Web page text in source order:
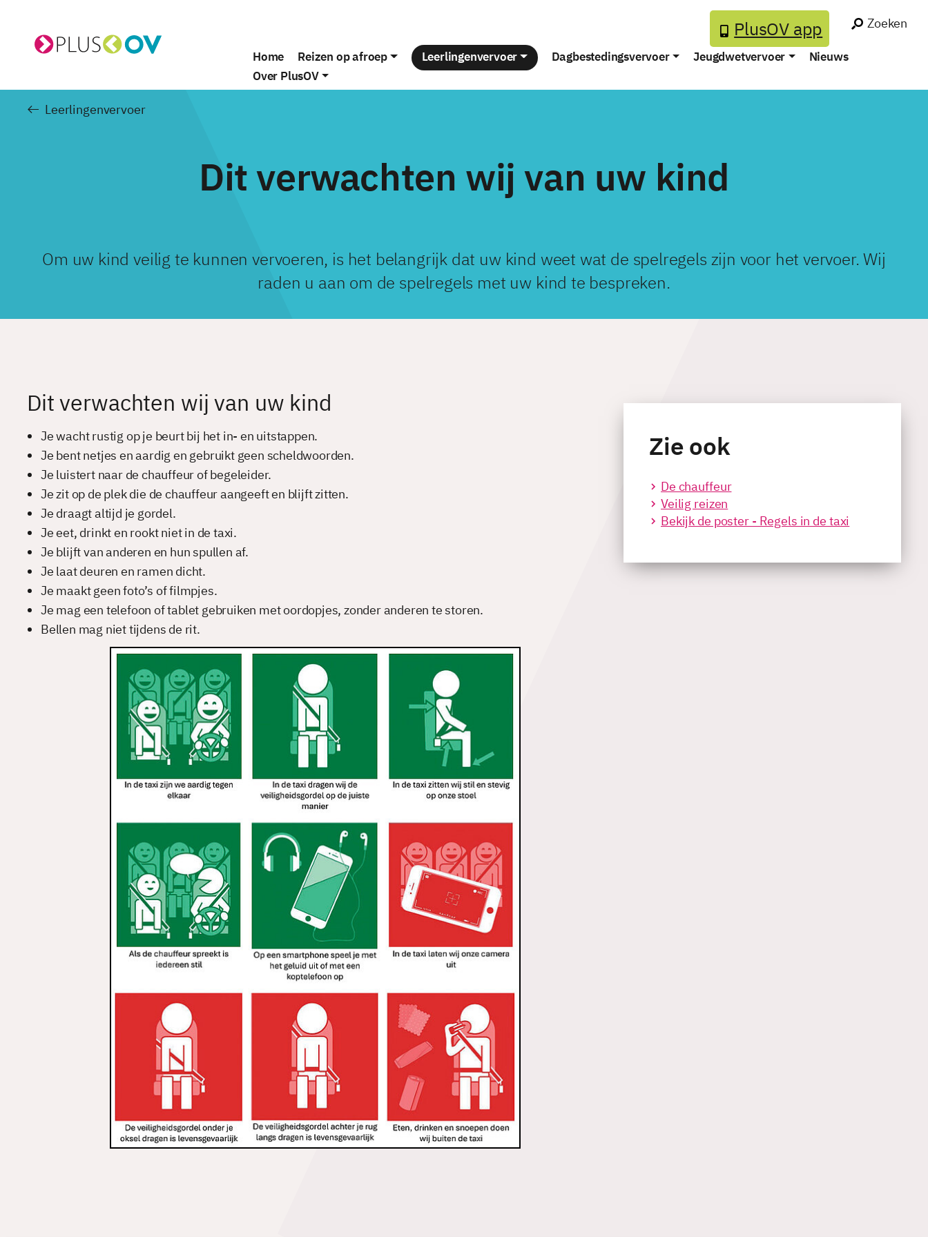
De website van PlusOV
PlusOV app Zoeken
Home Reizen op afroep Leerlingenvervoer Dagbestedingsvervoer Jeugdwetvervoer
Nieuws
Over PlusOV
Leerlingenvervoer
Dit verwachten wij van uw kind
Om uw kind veilig te kunnen vervoeren, is het belangrijk dat uw kind weet wat de spelregels zijn voor het vervoer. Wij
raden u aan om de spelregels met uw kind te bespreken.
Dit verwachten wij van uw kind
Je wacht rustig op je beurt bij het in- en uitstappen.
Je bent netjes en aardig en gebruikt geen scheldwoorden.
Je luistert naar de chauffeur of begeleider.
Je zit op de plek die de chauffeur aangeeft en blijft zitten.
Je draagt altijd je gordel.
Je eet, drinkt en rookt niet in de taxi.
Je blijft van anderen en hun spullen af.
Je laat deuren en ramen dicht.
Je maakt geen foto’s of filmpjes.
Je mag een telefoon of tablet gebruiken met oordopjes, zonder anderen te storen.
Bellen mag niet tijdens de rit.
Zie ook
De chauffeur
Veilig reizen
Bekijk de poster - Regels in de taxi